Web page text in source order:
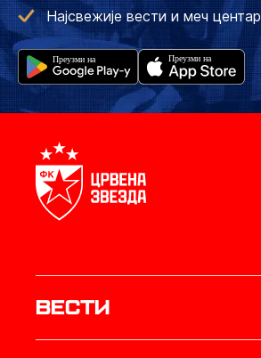
Најсвежије вести и меч центар
Вести